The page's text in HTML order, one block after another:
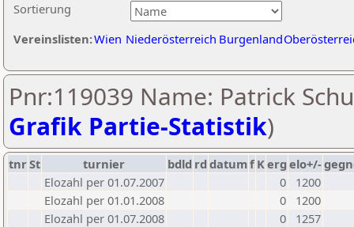
Sortierung
Vereinslisten:Wien Niederösterreich Burgenland
Pnr:119039 Name: Patrick
Grafik Partie-Statistik)
tnrSt turnier bdld rd datumf Kerg elo+/-
Elozahl per 01.07.2007
0
1200
Elozahl per 01.01.2008
0
1200
Elozahl per 01.07.2008
0
1257